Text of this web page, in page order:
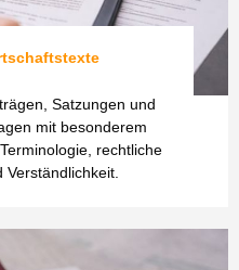
Satzungen und
mit besonderem
rechtliche
Verständlichkeit.